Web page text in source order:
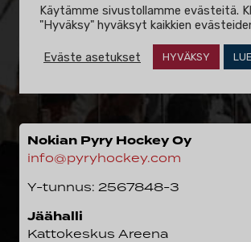
Nokian Pyry Hockey Oy
info@pyryhockey.com
Y-tunnus: 2567848-3
Jäähalli
Kattokeskus Areena